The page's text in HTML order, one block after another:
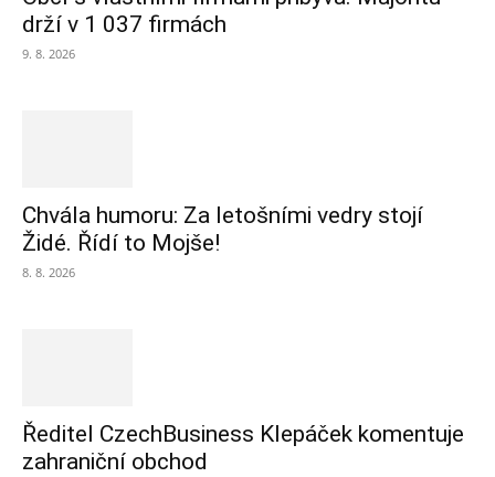
drží v 1 037 firmách
9. 8. 2026
Chvála humoru: Za letošními vedry stojí
Židé. Řídí to Mojše!
8. 8. 2026
Ředitel CzechBusiness Klepáček komentuje
zahraniční obchod